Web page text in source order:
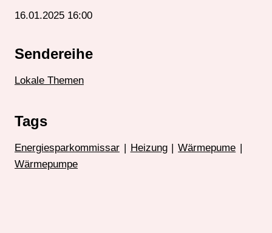
16.01.2025 16:00
Sendereihe
Lokale Themen
Tags
Energiesparkommissar Heizung Wärmepume
Wärmepumpe